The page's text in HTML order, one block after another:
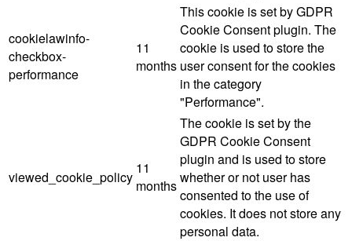
cookielawinfo-
checkbox-
performance
11
months
This cookie is set by GDPR
Cookie Consent plugin. The
cookie is used to store the
user consent for the cookies
in the category
"Performance".
viewed_cookie_policy
11
months
The cookie is set by the
GDPR Cookie Consent
plugin and is used to store
whether or not user has
consented to the use of
cookies. It does not store any
personal data.